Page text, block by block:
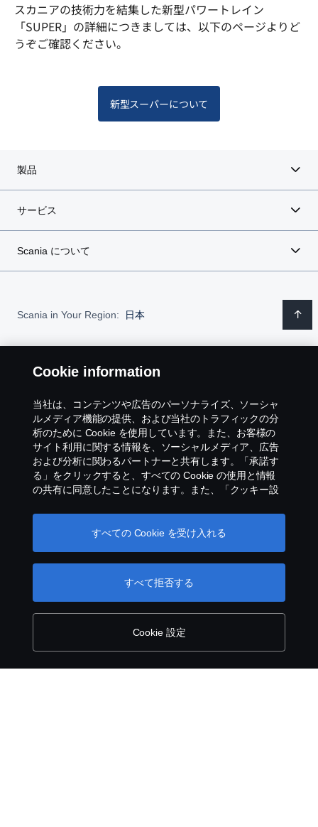
スカニアの技術力を結集した新型パワートレイン
「SUPER」の詳細につきましては、以下のページよりど
うぞご確認ください。
新型スーパーについて
製品
サービス
Scania について
Scania in Your Region: 日本
お問い合わせ
個人情報保護方針
Cookies ポリシー
内部告発について
Cookie settings
Cookie information
当社は、コンテンツや広告のパーソナライズ、ソーシャ
ルメディア機能の提供、および当社のトラフィックの分
析のために Cookie を使用しています。また、お客様の
サイト利用に関する情報を、ソーシャルメディア、広告
および分析に関わるパートナーと共有します。「承諾す
る」をクリックすると、すべての Cookie の使用と情報
の共有に同意したことになります。また、「クッキー設
とで、Cookieを管理することができます。Cookie の使用
方法の詳細については、このテキストの下にあるリンク
Cookie 設定
すべて拒否する
すべての Cookie を受け入れる